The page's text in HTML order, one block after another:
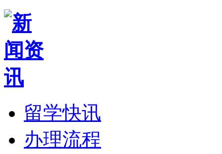
留学快讯
办理流程